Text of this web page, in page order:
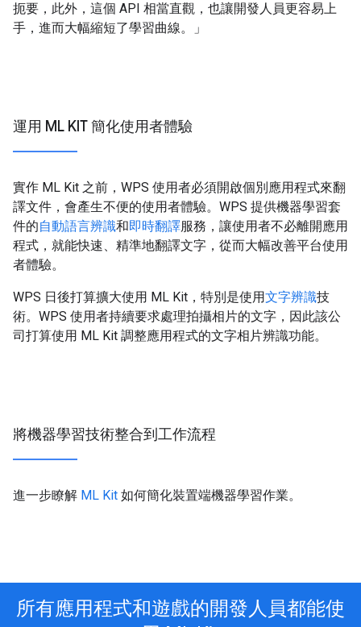
扼要，此外，這個 API 相當直觀，也讓開發人員更容易上
手，進而大幅縮短了學習曲線。」
運用 ML KIT 簡化使用者體驗
實作 ML Kit 之前，WPS 使用者必須開啟個別應用程式來翻
譯文件，會產生不便的使用者體驗。WPS 提供機器學習套
件的自動語言辨識和即時翻譯服務，讓使用者不必離開應用
程式，就能快速、精準地翻譯文字，從而大幅改善平台使用
者體驗。
WPS 日後打算擴大使用 ML Kit，特別是使用文字辨識技
術。WPS 使用者持續要求處理拍攝相片的文字，因此該公
司打算使用 ML Kit 調整應用程式的文字相片辨識功能。
將機器學習技術整合到工作流程
進一步瞭解 ML Kit 如何簡化裝置端機器學習作業。
所有應用程式和遊戲的開發人員都能使